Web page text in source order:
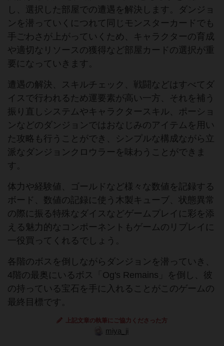
し、選択した部屋での遭遇を解決します。ダンジョ
ンを潜っていくにつれて同じモンスターカードでも
手ごわさが上がっていくため、キャラクターの育成
や適切なリソースの獲得など部屋カードの選択が重
要になっていきます。
遭遇の解決、スキルチェック、戦闘などはすべてダ
イスで行われるため運要素が高い一方、それを補う
振り直しシステムやキャラクタースキル、ポーショ
ンなどのダンジョンではおなじみのアイテムを用い
た攻略も行うことができ、シンプルな構成ながら立
派なダンジョンクロウラーを味わうことができま
す。
体力や経験値、ゴールドなど様々な数値を記録する
ボード、数値の記録に使う木製キューブ、状態異常
の際に振る特殊なダイスなどゲームプレイに彩を添
える魅力的なコンポーネントもゲームのリプレイに
一役買ってくれるでしょう。
各階のボスを倒しながらダンジョンを潜っていき、
4階の最奥にいるボス「Og's Remains」を倒し、彼
の持っている宝石を手に入れることがこのゲームの
最終目標です。
上記文章の執筆にご協力くださった方
miya_ji